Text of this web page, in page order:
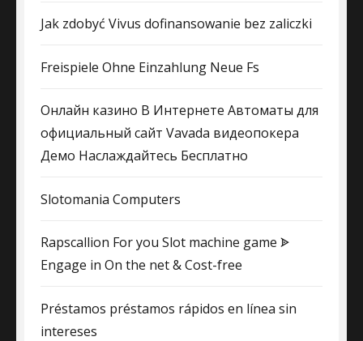
Jak zdobyć Vivus dofinansowanie bez zaliczki
Freispiele Ohne Einzahlung Neue Fs
Онлайн казино В Интернете Автоматы для
официальный сайт Vavada видеопокера
Демо Наслаждайтесь Бесплатно
Slotomania Computers
Rapscallion For you Slot machine game ᗎ
Engage in On the net & Cost-free
Préstamos préstamos rápidos en línea sin
intereses